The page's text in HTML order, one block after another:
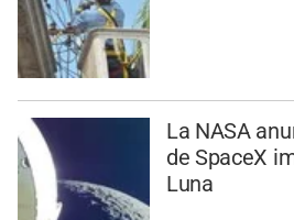
La NASA
de SpaceX
Luna